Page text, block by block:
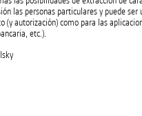
las personas particulares y puede
(y autorización) como para las
etc.).